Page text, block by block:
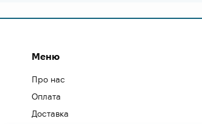
Меню
Про нас
Оплата
Доставка